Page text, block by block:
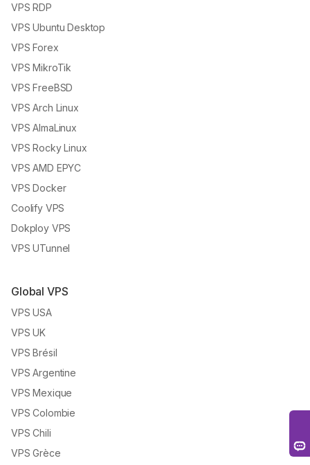
VPS RDP
VPS Ubuntu Desktop
VPS Forex
VPS MikroTik
VPS FreeBSD
VPS Arch Linux
VPS AlmaLinux
VPS Rocky Linux
VPS AMD EPYC
VPS Docker
Coolify VPS
Dokploy VPS
VPS UTunnel
Global VPS
VPS USA
VPS UK
VPS Brésil
VPS Argentine
VPS Mexique
VPS Colombie
VPS Chili
VPS Grèce